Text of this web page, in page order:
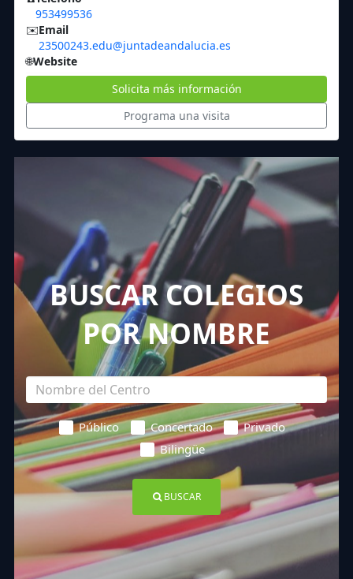
953499536
✉️Email
23500243.edu@juntadeandalucia.es
🌐Website
Solicita más información
Programa una visita
BUSCAR COLEGIOS
POR NOMBRE
Público Concertado
Privado
Bilingüe
BUSCAR